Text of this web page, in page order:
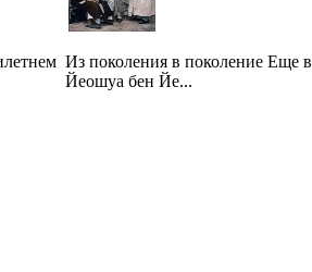
Из поколения в поколение Еще
Йеошуа бен Йе...